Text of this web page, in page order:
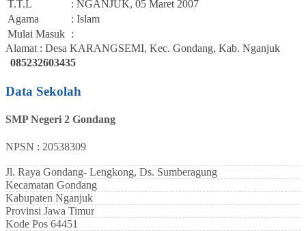
T.T.L
: NGANJUK, 05 Maret 2007
Agama
: Islam
Mulai Masuk :
Alamat : Desa KARANGSEMI, Kec. Gondang, Kab. Nganjuk
085232603435
Data Sekolah
SMP Negeri 2 Gondang
NPSN : 20538309
Jl. Raya Gondang- Lengkong, Ds. Sumberagung
Kecamatan Gondang
Kabupaten Nganjuk
Provinsi Jawa Timur
Kode Pos 64451